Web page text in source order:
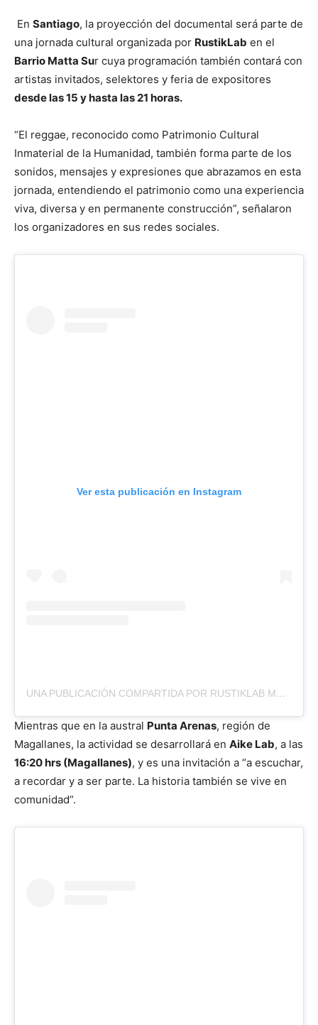
En Santiago, la proyección del documental será parte de
una jornada cultural organizada por RustikLab en el
Barrio Matta Sur cuya programación también contará con
artistas invitados, selektores y feria de expositores
desde las 15 y hasta las 21 horas.
“El reggae, reconocido como Patrimonio Cultural
Inmaterial de la Humanidad, también forma parte de los
sonidos, mensajes y expresiones que abrazamos en esta
jornada, entendiendo el patrimonio como una experiencia
viva, diversa y en permanente construcción”, señalaron
los organizadores en sus redes sociales.
Ver esta publicación en Instagram
UNA PUBLICACIÓN COMPARTIDA POR RUSTIKLAB MUSIC | LABEL, MNGMT AND RECORDING STUDIO (@RUSTIKLABMUSICHOUSE)
Mientras que en la austral Punta Arenas, región de
Magallanes, la actividad se desarrollará en Aike Lab, a las
16:20 hrs (Magallanes), y es una invitación a “a escuchar,
a recordar y a ser parte. La historia también se vive en
comunidad”.